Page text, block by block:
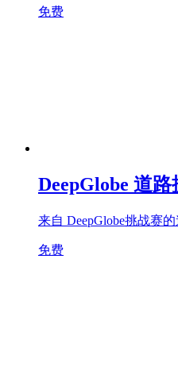
免费
DeepGlobe 道
来自 DeepGlobe挑战赛
免费